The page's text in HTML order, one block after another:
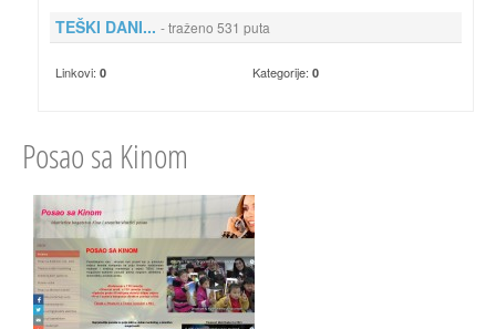
TEŠKI DANI... - traženo 531 puta
Linkovi: 0 Kategorije:0
Posao sa Kinom